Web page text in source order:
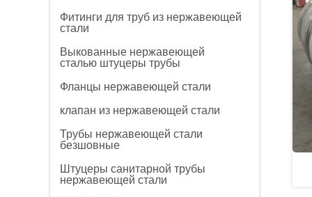
Фитинги для труб из нержавеющей
стали
Выкованные нержавеющей
сталью штуцеры трубы
Фланцы нержавеющей стали
клапан из нержавеющей стали
Трубы нержавеющей стали
безшовные
Штуцеры санитарной трубы
нержавеющей стали